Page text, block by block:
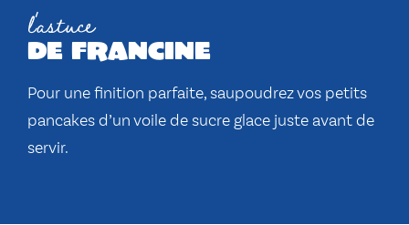
l'astuce
de francine
Pour une finition parfaite, saupoudrez vos petits
pancakes d’un voile de sucre glace juste avant de
servir.